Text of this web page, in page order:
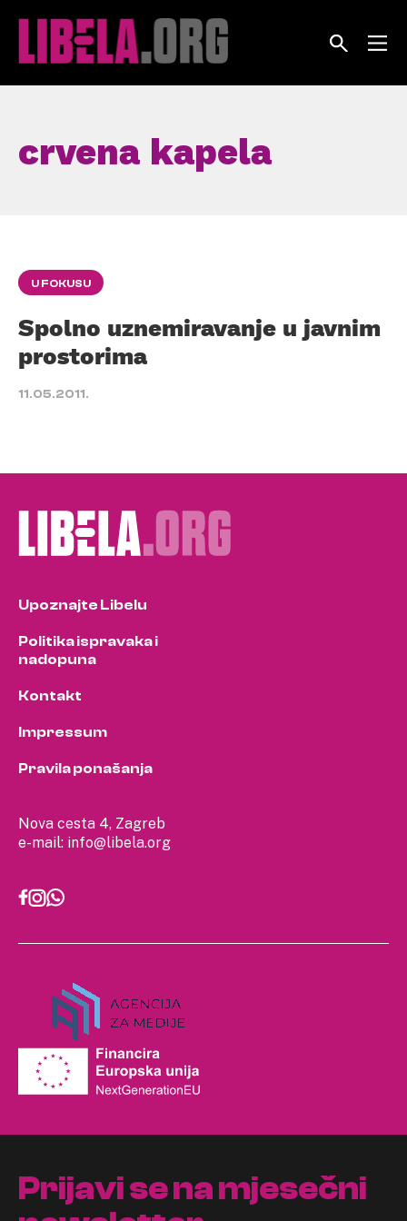
crvena kapela
U FOKUSU
Spolno uznemiravanje u javnim
prostorima
11.05.2011.
Nova cesta 4, Zagreb
e-mail: info@libela.org
Upoznajte Libelu
Politika ispravaka i
nadopuna
Kontakt
Impressum
Pravila ponašanja
Prijavi se na mjesečni